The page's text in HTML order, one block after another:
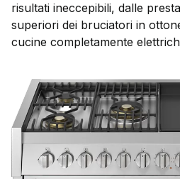
risultati ineccepibili, dalle
superiori dei bruciatori in
cucine completamente